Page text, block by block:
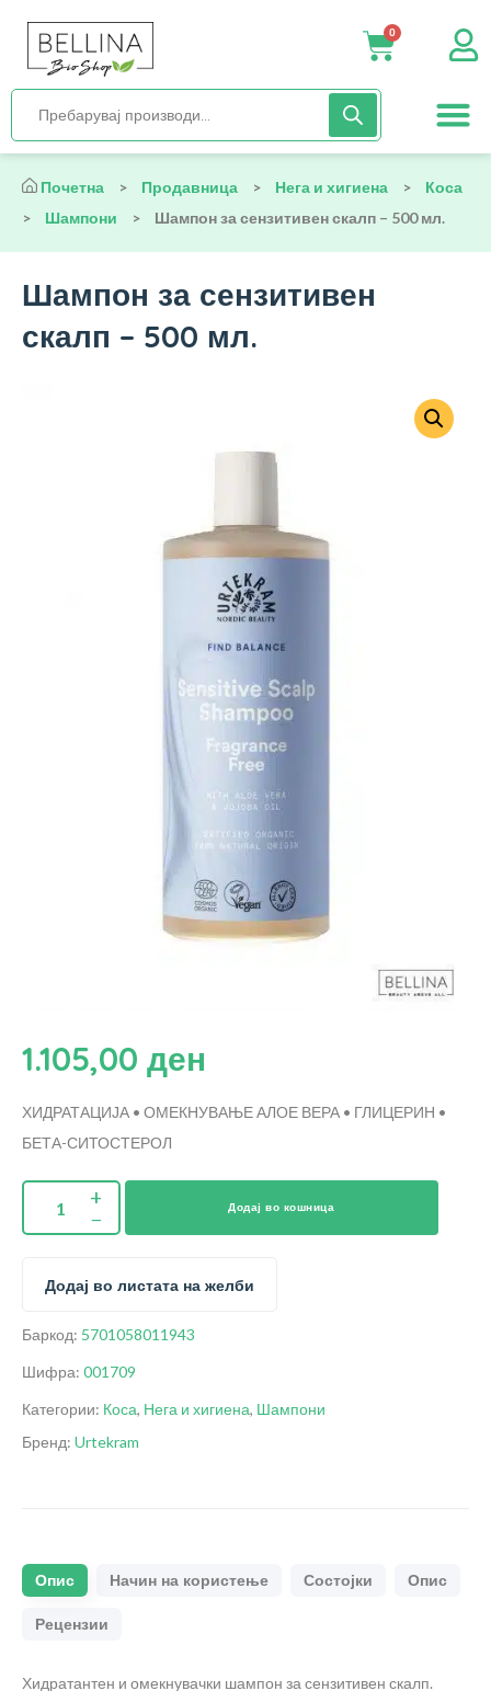
0
Почетна > Продавница > Нега и хигиена >
Коса
>
Шампони > Шампон за сензитивен скалп – 500 мл.
Шампон за сензитивен
скалп – 500 мл.
1.105,00 ден
ХИДРАТАЦИЈА • ОМЕКНУВАЊЕАЛОЕ ВЕРА • ГЛИЦЕРИН •
БЕТА-СИТОСТЕРОЛ
Додај во кошница
Додај во листата на желби
Баркод: 5701058011943
Шифра: 001709
Категории: Коса, Нега и хигиена, Шампони
Бренд: Urtekram
Опис Начин на користење Состојки Опис
Рецензии
Хидратантен и омекнувачки шампон за сензитивен скалп.